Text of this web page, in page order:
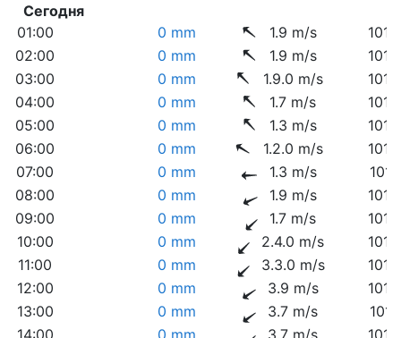
Сегодня
01:00
0 mm 1.9 m/s
02:00
0 mm 1.9 m/s
03:00
0 mm 1.9.0 m/s
04:00
0 mm 1.7 m/s
05:00
0 mm 1.3 m/s
06:00
0 mm 1.2.0 m/s
07:00
0 mm 1.3 m/s
08:00
0 mm 1.9 m/s
09:00
0 mm 1.7 m/s
10:00
0 mm 2.4.0 m/s
11:00
0 mm 3.3.0 m/s
12:00
0 mm 3.9 m/s
13:00
0 mm 3.7 m/s
14:00
0 mm 3.7 m/s